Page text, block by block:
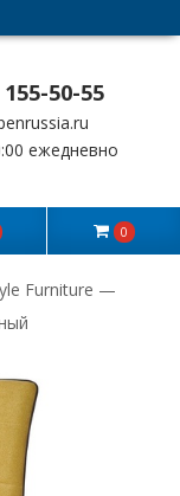
50-55
ежедневно
0
Furniture —